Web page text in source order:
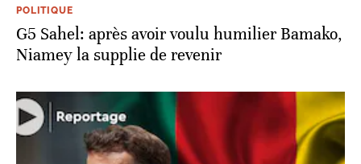
POLITIQUE
G5 Sahel: après avoir voulu humilier Bamako,
Niamey la supplie de revenir